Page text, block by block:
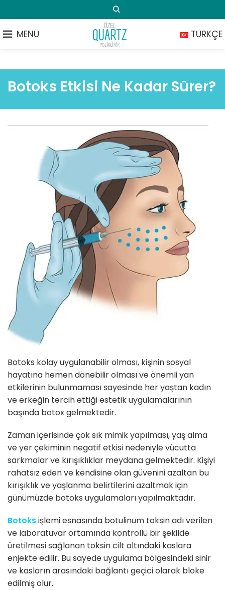
MENÜ TÜRKÇE
Botoks Etkisi Ne Kadar Sürer?
Botoks kolay uygulanabilir olması, kişinin sosyal
hayatına hemen dönebilir olması ve önemli yan
etkilerinin bulunmaması sayesinde her yaştan kadın
ve erkeğin tercih ettiği estetik uygulamalarının
başında botox gelmektedir.
Zaman içerisinde çok sık mimik yapılması, yaş alma
ve yer çekiminin negatif etkisi nedeniyle vücutta
sarkmalar ve kırışıklıklar meydana gelmektedir. Kişiyi
rahatsız eden ve kendisine olan güvenini azaltan bu
kırışıklık ve yaşlanma belirtilerini azaltmak için
günümüzde botoks uygulamaları yapılmaktadır.
Botoksişlemi esnasında botulinum toksin adı verilen
ve laboratuvar ortamında kontrollü bir şekilde
üretilmesi sağlanan toksin cilt altındaki kaslara
enjekte edilir. Bu sayede uygulama bölgesindeki sinir
ve kasların arasındaki bağlantı geçici olarak bloke
edilmiş olur.